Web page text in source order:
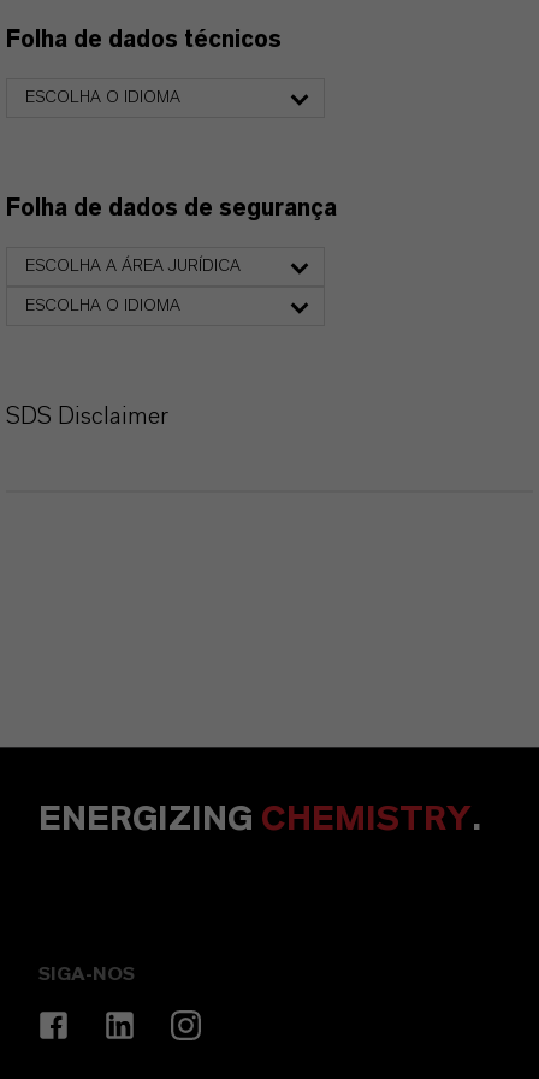
Folha de dados técnicos
ESCOLHA O IDIOMA
Folha de dados de segurança
ESCOLHA A ÁREA JURÍDICA
ESCOLHA O IDIOMA
SDS Disclaimer
ENERGIZING CHEMISTRY.
SIGA-NOS